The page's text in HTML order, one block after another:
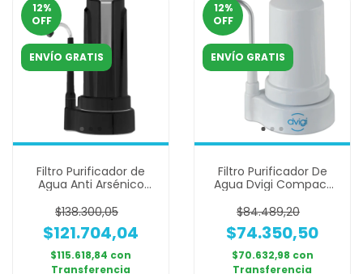
12%
OFF
ENVÍO GRATIS
Filtro Purificador de
Agua Anti Arsénico
y Plateado
$138.300,05
$121.704,04
$115.618,84 con
Transferencia
12%
OFF
ENVÍO GRATIS
Filtro Purificador De
Agua Dvigi Compact
$84.489,20
$74.350,50
$70.632,98 con
Transferencia